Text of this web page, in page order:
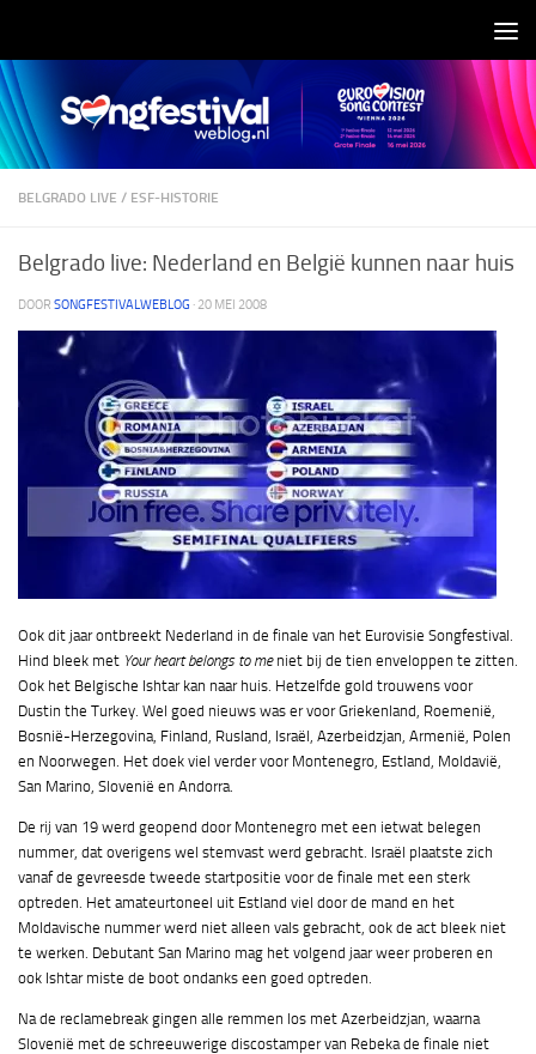
BELGRADO LIVE / ESF-HISTORIE
Belgrado live: Nederland en België kunnen naar huis
DOOR SONGFESTIVALWEBLOG · 20 MEI 2008
Ook dit jaar ontbreekt Nederland in de finale van het Eurovisie Songfestival.
Hind bleek met Your heart belongs to meniet bij de tien enveloppen te zitten.
Ook het Belgische Ishtar kan naar huis. Hetzelfde gold trouwens voor
Dustin the Turkey. Wel goed nieuws was er voor Griekenland, Roemenië,
Bosnië-Herzegovina, Finland, Rusland, Israël, Azerbeidzjan, Armenië, Polen
en Noorwegen. Het doek viel verder voor Montenegro, Estland, Moldavië,
San Marino, Slovenië en Andorra.
De rij van 19 werd geopend door Montenegro met een ietwat belegen
nummer, dat overigens wel stemvast werd gebracht. Israël plaatste zich
vanaf de gevreesde tweede startpositie voor de finale met een sterk
optreden. Het amateurtoneel uit Estland viel door de mand en het
Moldavische nummer werd niet alleen vals gebracht, ook de act bleek niet
te werken. Debutant San Marino mag het volgend jaar weer proberen en
ook Ishtar miste de boot ondanks een goed optreden.
Na de reclamebreak gingen alle remmen los met Azerbeidzjan, waarna
Slovenië met de schreeuwerige discostamper van Rebeka de finale niet